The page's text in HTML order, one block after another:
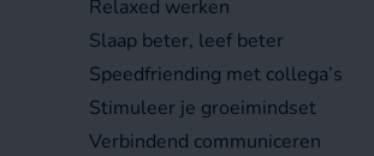
Relaxed werken
Slaap beter, leef beter
Speedfriending met collega’s
Stimuleer je groeimindset
Verbindend communiceren